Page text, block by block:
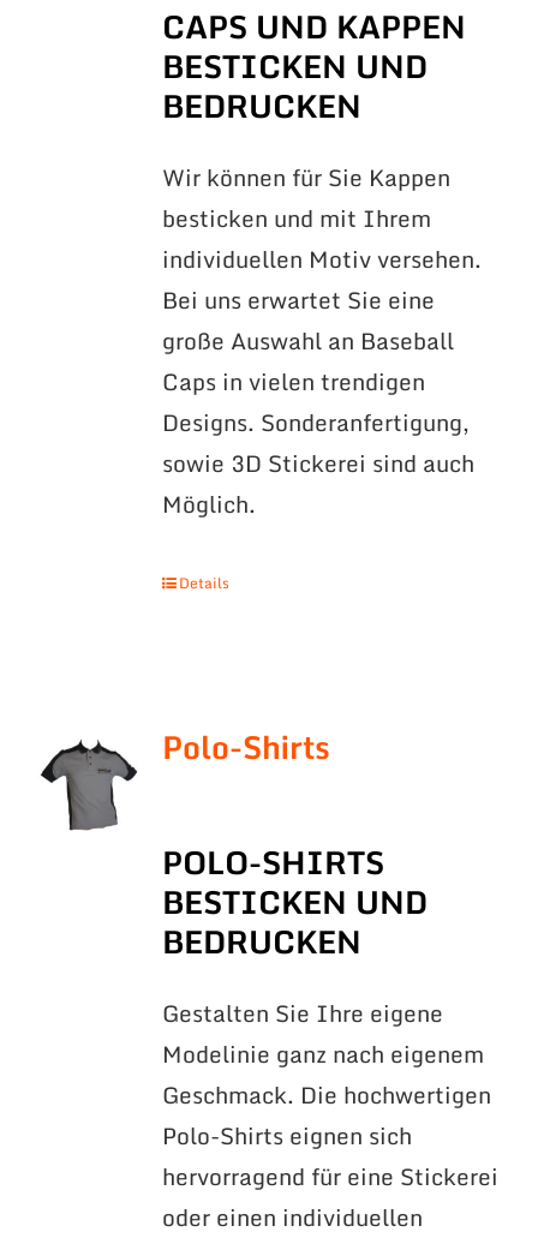
CAPS UND KAPPEN
BESTICKEN UND
BEDRUCKEN
Wir können für Sie Kappen
besticken und mit Ihrem
individuellen Motiv versehen.
Bei uns erwartet Sie eine
große Auswahl an Baseball
Caps in vielen trendigen
Designs. Sonderanfertigung,
sowie 3D Stickerei sind auch
Möglich.
Details
Polo-Shirts
POLO-SHIRTS
BESTICKEN UND
BEDRUCKEN
Gestalten Sie Ihre eigene
Modelinie ganz nach eigenem
Geschmack. Die hochwertigen
Polo-Shirts eignen sich
hervorragend für eine Stickerei
oder einen individuellen